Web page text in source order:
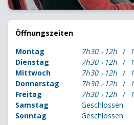
Öffnungszeiten
Montag
7h30 12h
Dienstag
7h30 12h
Mittwoch
7h30 12h
Donnerstag
7h30 12h
Freitag
7h30 12h
Samstag
Geschlossen
Sonntag
Geschlossen